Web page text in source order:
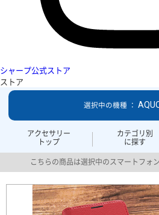
シャープ公式ストア
ストア
アクセサリー
トップ
カテゴリ別
に探す
選択中の機種 ：
こちらの商品は選択中のスマートフォ